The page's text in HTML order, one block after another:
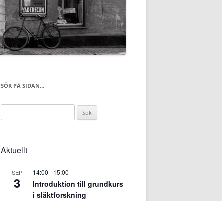
SÖK PÅ SIDAN…
efter:
Aktuellt
SEP
3
14:00 - 15:00
Introduktion till grundkurs
i släktforskning